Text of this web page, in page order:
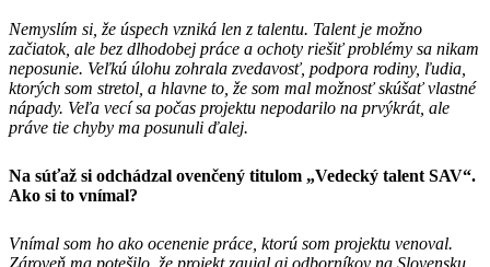
Nemyslím si, že úspech vzniká len z talentu. Talent je možno
začiatok, ale bez dlhodobej práce a ochoty riešiť problémy sa nikam
neposunie. Veľkú úlohu zohrala zvedavosť, podpora rodiny, ľudia,
ktorých som stretol, a hlavne to, že som mal možnosť skúšať vlastné
nápady. Veľa vecí sa počas projektu nepodarilo na prvýkrát, ale
práve tie chyby ma posunuli ďalej.
Na súťaž si odchádzal ovenčený titulom „Vedecký talent SAV“.
Ako si to vnímal?
Vnímal som ho ako ocenenie práce, ktorú som projektu venoval.
Zároveň ma potešilo, že projekt zaujal aj odborníkov na Slovensku